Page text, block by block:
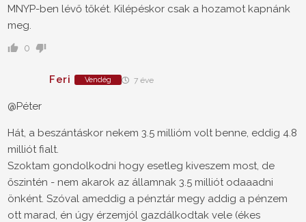
MNYP-ben lévő tőkét. Kilépéskor csak a hozamot kapnánk
meg.
0
Feri Vendég 7 éve
@Péter
Hát, a beszántáskor nekem 3.5 millióm volt benne, eddig 4.8
milliót fialt.
Szoktam gondolkodni hogy esetleg kiveszem most, de
őszintén - nem akarok az államnak 3.5 milliót odaaadni
önként. Szóval ameddig a pénztár megy addig a pénzem
ott marad, én úgy érzemjól gazdálkodtak vele (ékes